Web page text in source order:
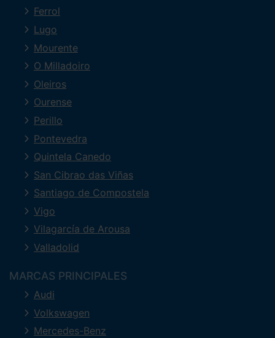
Ferrol
Lugo
Mourente
O Milladoiro
Oleiros
Ourense
Perillo
Pontevedra
Quintela Canedo
San Cibrao das Viñas
Santiago de Compostela
Vigo
Vilagarcía de Arousa
Valladolid
MARCAS PRINCIPALES
Audi
Volkswagen
Mercedes-Benz